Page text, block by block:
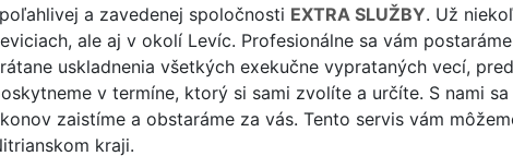
a zavedenej spoločnosti EXTRA SLUŽBY. Už
ale aj v okolí Levíc. Profesionálne sa vám
uskladnenia všetkých exekučne vyprataných vecí,
v termíne, ktorý si sami zvolíte a určíte. S nami
zaistíme a obstaráme za vás. Tento servis vám
kraji.